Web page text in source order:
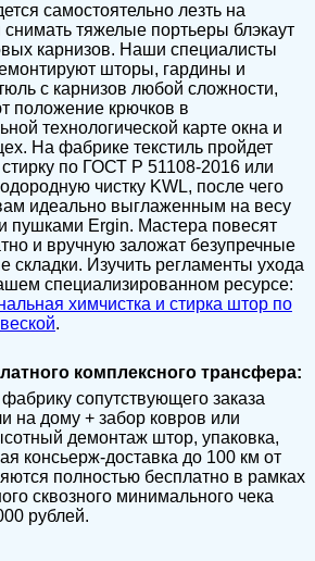
самостоятельно лезть на
снимать тяжелые портьеры блэкаут
карнизов. Наши специалисты
шторы, гардины и
с карнизов любой сложности,
положение крючков в
технологической карте окна и
На фабрике текстиль пройдет
по ГОСТ Р 51108-2016 или
чистку KWL, после чего
идеально выглаженным на весу
пушками Ergin. Мастера повесят
и вручную заложат безупречные
складки. Изучить регламенты ухода
специализированном ресурсе:
химчистка и стирка штор по
.
комплексного трансфера:
сопутствующего заказа
на дому + забор ковров или
демонтаж штор, упаковка,
консьерж-доставка до 100 км от
полностью бесплатно в рамках
сквозного минимального чека
рублей.